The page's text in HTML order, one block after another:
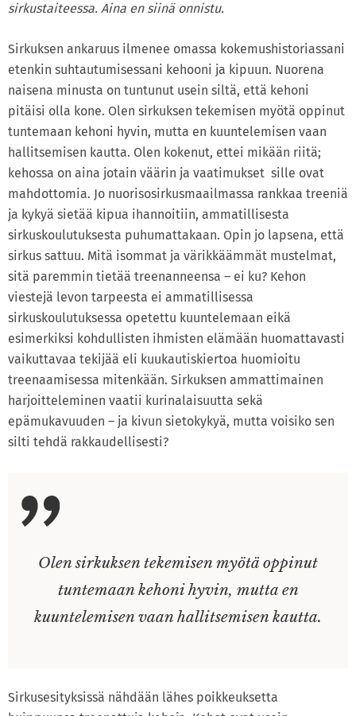
sirkustaiteessa. Aina en siinä onnistu.
Sirkuksen ankaruus ilmenee omassa kokemushistoriassani
etenkin suhtautumisessani kehooni ja kipuun. Nuorena
naisena minusta on tuntunut usein siltä, että kehoni
pitäisi olla kone. Olen sirkuksen tekemisen myötä oppinut
tuntemaan kehoni hyvin, mutta en kuuntelemisen vaan
hallitsemisen kautta. Olen kokenut, ettei mikään riitä;
kehossa on aina jotain väärin ja vaatimukset sille ovat
mahdottomia. Jo nuorisosirkusmaailmassa rankkaa treeniä
ja kykyä sietää kipua ihannoitiin, ammatillisesta
sirkuskoulutuksesta puhumattakaan. Opin jo lapsena, että
sirkus sattuu. Mitä isommat ja värikkäämmät mustelmat,
sitä paremmin tietää treenanneensa – ei ku? Kehon
viestejä levon tarpeesta ei ammatillisessa
sirkuskoulutuksessa opetettu kuuntelemaan eikä
esimerkiksi kohdullisten ihmisten elämään huomattavasti
vaikuttavaa tekijää eli kuukautiskiertoa huomioitu
treenaamisessa mitenkään. Sirkuksen ammattimainen
harjoitteleminen vaatii kurinalaisuutta sekä
epämukavuuden – ja kivun sietokykyä, mutta voisiko sen
silti tehdä rakkaudellisesti?
Olen sirkuksen tekemisen myötä oppinut
tuntemaan kehoni hyvin, mutta en
kuuntelemisen vaan hallitsemisen kautta.
Sirkusesityksissä nähdään lähes poikkeuksetta